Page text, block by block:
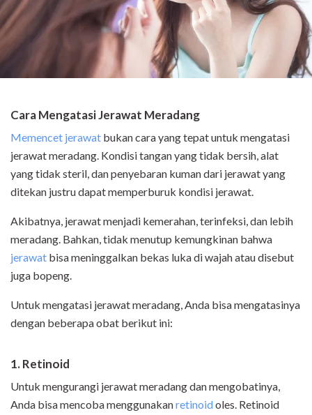
Cara Mengatasi Jerawat Meradang
Memencet jerawat bukan cara yang tepat untuk mengatasi
jerawat meradang. Kondisi tangan yang tidak bersih, alat
yang tidak steril, dan penyebaran kuman dari jerawat yang
ditekan justru dapat memperburuk kondisi jerawat.
Akibatnya, jerawat menjadi kemerahan, terinfeksi, dan lebih
meradang. Bahkan, tidak menutup kemungkinan bahwa
jerawat bisa meninggalkan bekas luka di wajah atau disebut
juga bopeng.
Untuk mengatasi jerawat meradang, Anda bisa mengatasinya
dengan beberapa obat berikut ini:
1. Retinoid
Untuk mengurangi jerawat meradang dan mengobatinya,
Anda bisa mencoba menggunakanretinoidoles. Retinoid